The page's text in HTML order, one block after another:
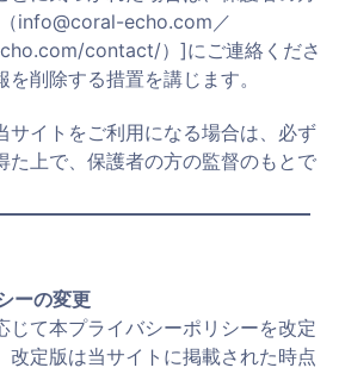
info@coral-echo.com ／
contact/）]にご連絡くださ
削除する措置を講じます。
サイトをご利用になる場合は、必ず
た上で、保護者の方の監督のもとで
ーの変更
じて本プライバシーポリシーを改定
改定版は当サイトに掲載された時点